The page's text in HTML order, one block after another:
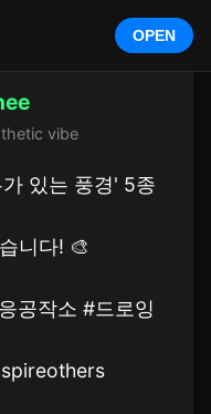
vibe
있는 풍경' 5종
니다! 🎨
공작소 #드로잉
OPEN